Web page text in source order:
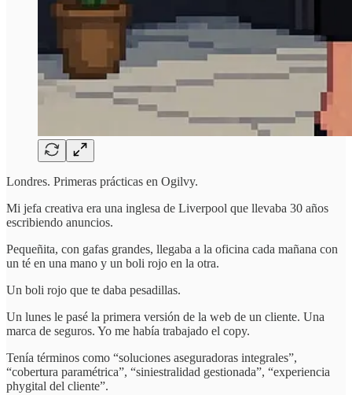
Londres. Primeras prácticas en Ogilvy.
Mi jefa creativa era una inglesa de Liverpool que llevaba 30 años
escribiendo anuncios.
Pequeñita, con gafas grandes, llegaba a la oficina cada mañana con
un té en una mano y un boli rojo en la otra.
Un boli rojo que te daba pesadillas.
Un lunes le pasé la primera versión de la web de un cliente. Una
marca de seguros. Yo me había trabajado el copy.
Tenía términos como “soluciones aseguradoras integrales”,
“cobertura paramétrica”, “siniestralidad gestionada”, “experiencia
phygital del cliente”.